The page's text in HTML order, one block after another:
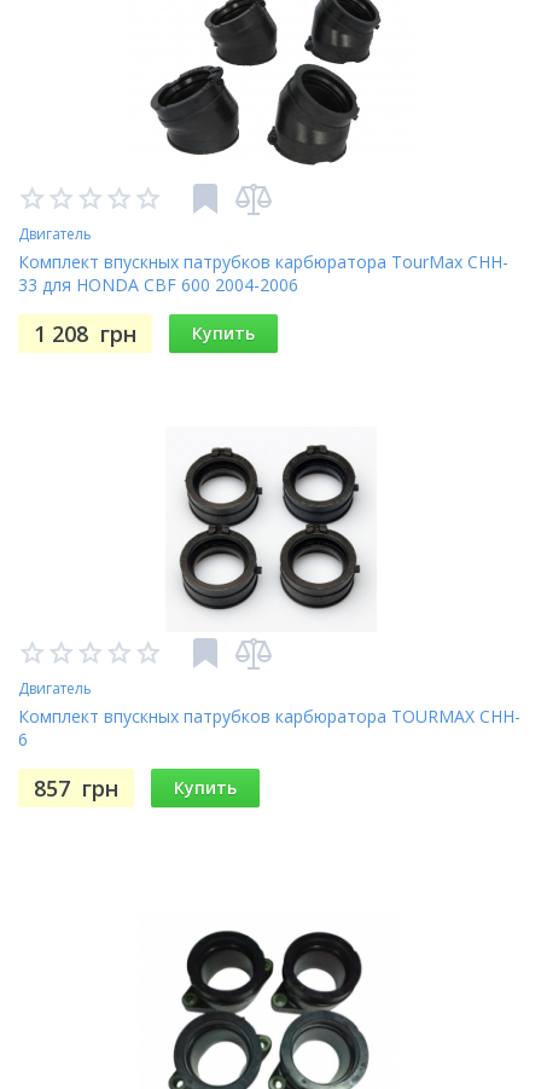
Двигатель
Комплект впускных патрубков карбюратора TourMax CHH-
33 для HONDA CBF 600 2004-2006
1 208 грн Купить
Двигатель
Комплект впускных патрубков карбюратора TOURMAX CHH-
6
857 грн Купить